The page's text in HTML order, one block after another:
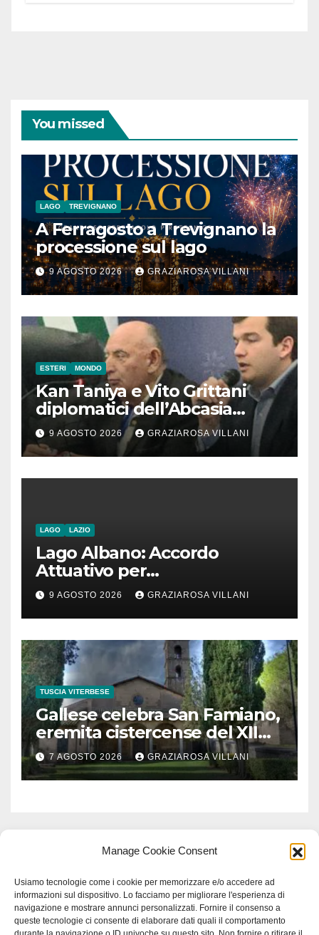
Manage Cookie Consent
Usiamo tecnologie come i cookie per memorizzare e/o accedere ad
informazioni sul dispositivo. Lo facciamo per migliorare l'esperienza di
navigazione e mostrare annunci personalizzati. Fornire il consenso a
queste tecnologie ci consente di elaborare dati quali il comportamento
You missed
LAGO TREVIGNANO
A Ferragosto a Trevignano la
processione sul lago
9 AGOSTO 2026 GRAZIAROSA VILLANI
ESTERI MONDO
Kan Taniya e Vito Grittani
diplomatici dell’Abcasia
contro nota del governo
romeno. “Non si può invocare
la costruzione di ponti e allo
stesso tempo condannare
9 AGOSTO 2026 GRAZIAROSA VILLANI
LAGO LAZIO
Lago Albano: Accordo
Attuativo per
l’interconnessione
acquedottistica da 29,5
milioni di euro
9 AGOSTO 2026 GRAZIAROSA VILLANI
TUSCIA VITERBESE
Gallese celebra San Famiano,
eremita cistercense del XII
secolo
7 AGOSTO 2026 GRAZIAROSA VILLANI